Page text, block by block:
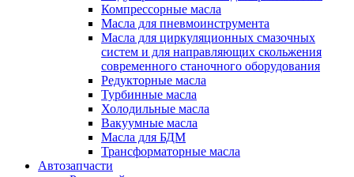
Компрессорные масла
Масла для пневмоинструмента
Масла для циркуляционных смазочных
систем и для направляющих скольжения
современного станочного оборудования
Редукторные масла
Турбинные масла
Холодильные масла
Вакуумные масла
Масла для БДМ
Трансформаторные масла
Автозапчасти